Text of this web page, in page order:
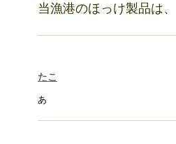
当漁港のほっけ製品は
たこ
あ